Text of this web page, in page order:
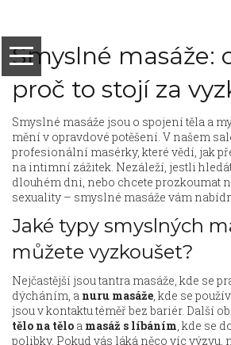
Smyslné masáže:
proč to stojí za
Smyslné masáže jsou o spojení těla a
mění v opravdové potěšení. V našem
profesionální masérky, které vědí, jak
na intimní zážitek. Nezáleží, jestli
dlouhém dni, nebo chcete prozkoumat
sexuality – smyslné masáže vám
Jaké typy smyslných
můžete vyzkoušet?
Nejčastější jsou tantra masáže, kde se
dýcháním, a nuru masáže, kde se
jsou v kontaktu téměř bez bariér. Další
tělo na tělo a masáž s líbáním, kde se
polibky. Pokud vás láká něco víc výzvu,